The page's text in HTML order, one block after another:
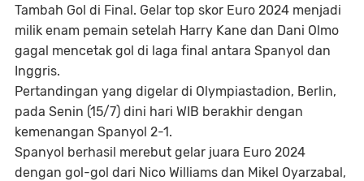
Tambah Gol di Final. Gelar top skor Euro 2024 menjadi
milik enam pemain setelah Harry Kane dan Dani Olmo
gagal mencetak gol di laga final antara Spanyol dan
Inggris.
Pertandingan yang digelar di Olympiastadion, Berlin,
pada Senin (15/7) dini hari WIB berakhir dengan
kemenangan Spanyol 2-1.
Spanyol berhasil merebut gelar juara Euro 2024
dengan gol-gol dari Nico Williams dan Mikel Oyarzabal,